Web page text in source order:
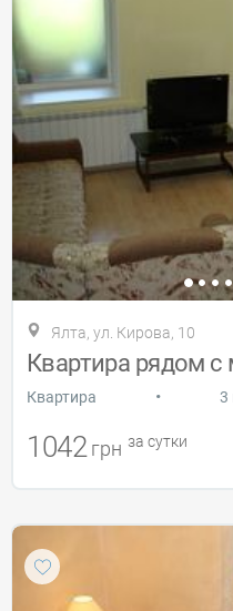
Ялта, ул. Кирова, 10
Квартира • 3
1042 грн за сутки